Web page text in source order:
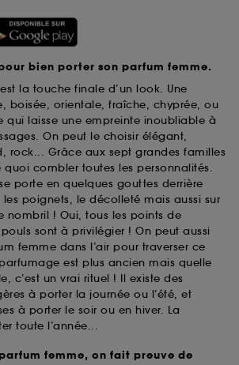
bien porter son parfum femme.
est la touche finale d’un look. Une
boisée, orientale, fraîche, chyprée, ou
qui laisse une empreinte inoubliable à
On peut le choisir élégant,
rock... Grâce aux sept grandes familles
combler toutes les personnalités.
porte en quelques gouttes derrière
les poignets, le décolleté mais aussi sur
nombril ! Oui, tous les points de
sont à privilégier ! On peut aussi
femme dans l’air pour traverser ce
est plus ancien mais quelle
c’est un vrai rituel ! Il existe des
à porter la journée ou l’été, et
à porter le soir ou en hiver. La
toute l’année...
femme, on fait preuve de